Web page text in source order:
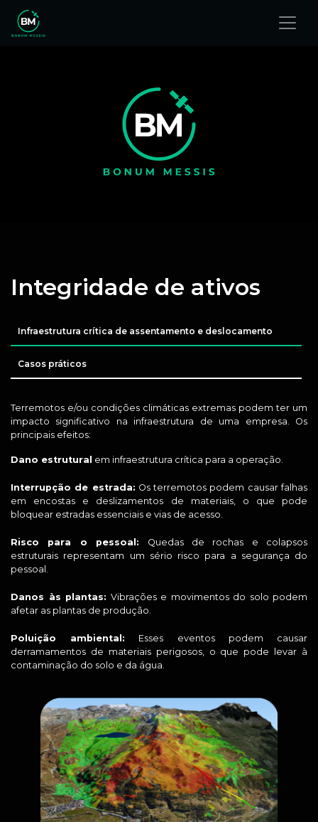
Integridade de ativos
Infraestrutura crítica de assentamento e deslocamento
Casos práticos
Terremotos e/ou condições climáticas extremas podem ter um
impacto significativo na infraestrutura de uma empresa. Os
principais efeitos:
Dano estrutural em infraestrutura crítica para a operação.
Interrupção de estrada: Os terremotos podem causar falhas
em encostas e deslizamentos de materiais, o que pode
bloquear estradas essenciais e vias de acesso.
Risco para o pessoal: Quedas de rochas e colapsos
estruturais representam um sério risco para a segurança do
pessoal.
Danos às plantas: Vibrações e movimentos do solo podem
afetar as plantas de produção.
Poluição ambiental: Esses eventos podem causar
derramamentos de materiais perigosos, o que pode levar à
contaminação do solo e da água.